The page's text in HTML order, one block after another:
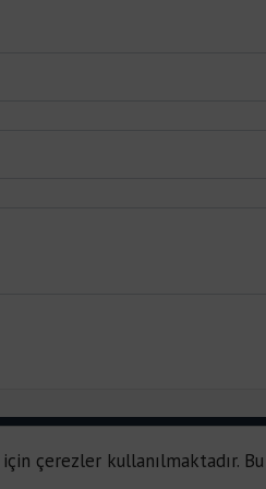
çerezler kullanılmaktadır.